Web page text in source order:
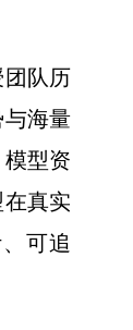
队历
海量
型资
真实
可追